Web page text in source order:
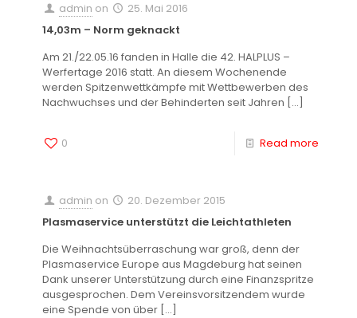
admin on
25. Mai 2016
14,03m – Norm geknackt
Am 21./22.05.16 fanden in Halle die 42. HALPLUS –
Werfertage 2016 statt. An diesem Wochenende
werden Spitzenwettkämpfe mit Wettbewerben des
Nachwuchses und der Behinderten seit Jahren […]
0 Read more
admin on
20. Dezember 2015
Plasmaservice unterstützt die Leichtathleten
Die Weihnachtsüberraschung war groß, denn der
Plasmaservice Europe aus Magdeburg hat seinen
Dank unserer Unterstützung durch eine Finanzspritze
ausgesprochen. Dem Vereinsvorsitzendem wurde
eine Spende von über […]